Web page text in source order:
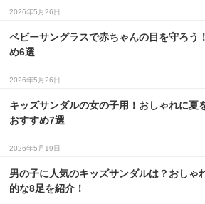
2026年5月26日
ベビーサングラスで赤ちゃんの目を守ろう
め6選
2026年5月26日
キッズサンダルの女の子用！おしゃれに夏
おすすめ7選
2026年5月19日
男の子に人気のキッズサンダルは？おしゃ
的な8足を紹介！